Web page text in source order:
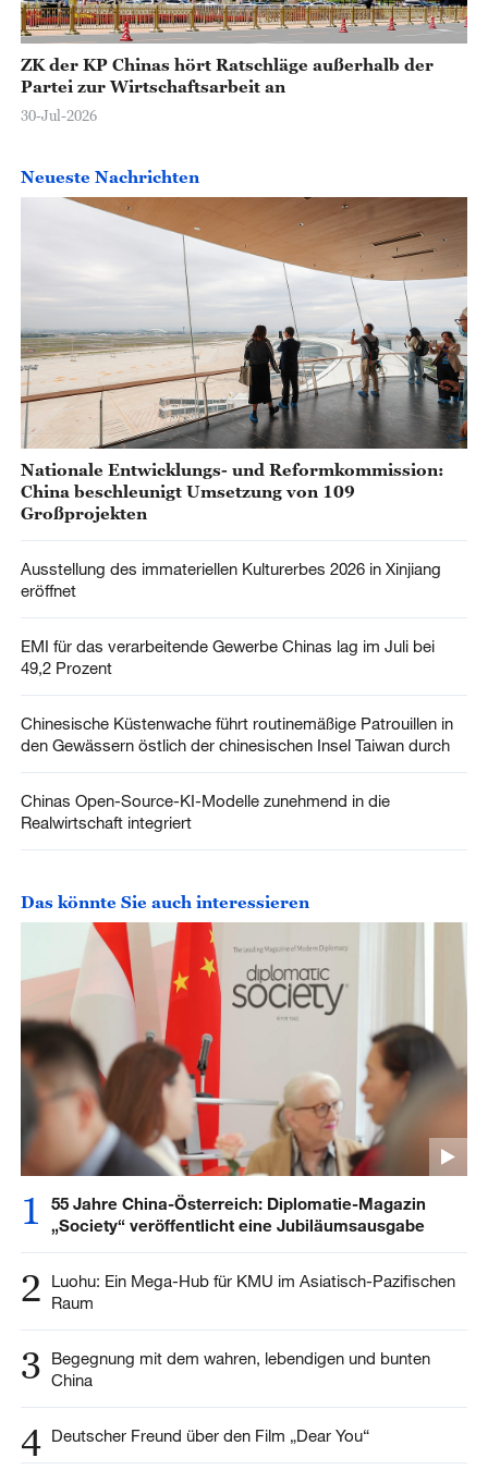
ZK der KP Chinas hört Ratschläge außerhalb der
Partei zur Wirtschaftsarbeit an
30-Jul-2026
Neueste Nachrichten
Nationale Entwicklungs- und Reformkommission:
China beschleunigt Umsetzung von 109
Großprojekten
Ausstellung des immateriellen Kulturerbes 2026 in Xinjiang
eröffnet
EMI für das verarbeitende Gewerbe Chinas lag im Juli bei
49,2 Prozent
Chinesische Küstenwache führt routinemäßige Patrouillen in
den Gewässern östlich der chinesischen Insel Taiwan durch
Chinas Open-Source-KI-Modelle zunehmend in die
Realwirtschaft integriert
Das könnte Sie auch interessieren
1
55 Jahre China-Österreich: Diplomatie-Magazin
„Society“ veröffentlicht eine Jubiläumsausgabe
2
Luohu: Ein Mega-Hub für KMU im Asiatisch-Pazifischen
Raum
3
Begegnung mit dem wahren, lebendigen und bunten
China
4 Deutscher Freund über den Film „Dear You“